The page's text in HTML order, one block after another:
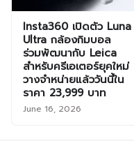
Insta360 เปิดตัว Luna
Ultra กล้องกิมบอล
ร่วมพัฒนากับ Leica
สำหรับครีเอเตอร์ยุคใหม่
วางจำหน่ายแล้ววันนี้ใน
ราคา 23,999 บาท
June 16, 2026